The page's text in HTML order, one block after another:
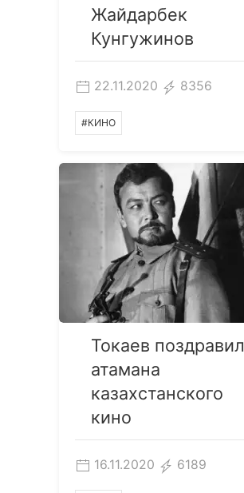
Жайдарбек
Кунгужинов
22.11.2020 8356
#КИНО
Токаев поздравил
атамана
казахстанского
кино
16.11.2020 6189